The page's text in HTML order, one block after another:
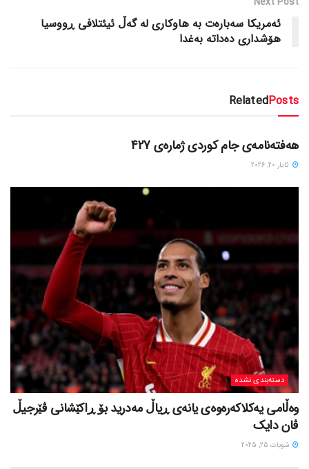
ئه‌مریکا سه‌باره‌ت به‌ هاوکاری له‌ گه‌ڵ ئیئتلافی ڕووسیا
هۆشداری ده‌داته‌ به‌غدا
RelatedPosts
دسته‌بندی نشده
هەفتەنامەی جام کوردی ژمارەی 427
ئایار 20, 2026
دسته‌بندی نشده
وەڵامی یەکلاکەرەوەی یانەی ڕیاڵ مەدرید بۆ ڕاکێشانی ڤێرجیڵ
ڤان دایک
شوبات 25, 2025